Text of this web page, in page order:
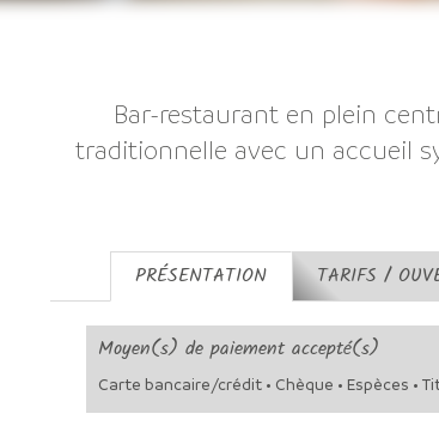
Bar-restaurant en plein
traditionnelle avec un accueil
PRÉSENTATION TARIFS /
Moyen(s) de paiement accepté(s)
Carte bancaire/crédit • Chèque • Espèces •